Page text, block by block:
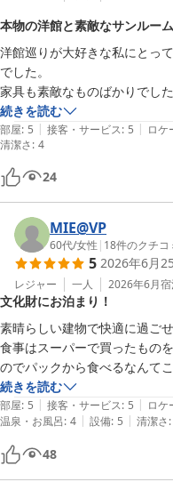
本物の洋館と素敵なサンルー
洋館巡りが大好きな私にとっ
でした。
家具も素敵なものばかりでした
洋館を訪れるといつもいいな
らのサンルームも本当に素敵
た。
１階にある「喫茶室メレルの
ックインの日にちょうどティ
茶とケーキをいただくことも
もう本当に素敵尽くめのウォ
て大満足です。
ありがとうございました。
続きを読む
部屋: 5 | 接客・サービス: 5 | ロケ
清潔さ: 4
24
MIE@VP
60代/女性 | 18件のクチコ
5 2026年6月
レジャー 一人 2026年6月
文化財にお泊まり！
素晴らしい建物で快適に過ごせ
食事はスーパーで買ったもの
のでパックから食べるなんて
ぜひまた利用したいと思います
続きを読む
部屋: 5 | 接客・サービス: 5 | ロケ
温泉・お風呂: 4 | 設備: 5 | 清潔さ:
48